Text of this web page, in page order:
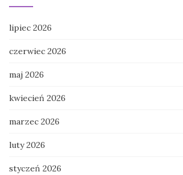
lipiec 2026
czerwiec 2026
maj 2026
kwiecień 2026
marzec 2026
luty 2026
styczeń 2026